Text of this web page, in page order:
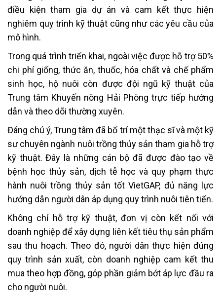
điều kiện tham gia dự án và cam kết thực hiện
nghiêm quy trình kỹ thuật cũng như các yêu cầu của
mô hình.
Trong quá trình triển khai, ngoài việc được hỗ trợ 50%
chi phí giống, thức ăn, thuốc, hóa chất và chế phẩm
sinh học, hộ nuôi còn được đội ngũ kỹ thuật của
Trung tâm Khuyến nông Hải Phòng trực tiếp hướng
dẫn và theo dõi thường xuyên.
Đáng chú ý, Trung tâm đã bố trí một thạc sĩ và một kỹ
sư chuyên ngành nuôi trồng thủy sản tham gia hỗ trợ
kỹ thuật. Đây là những cán bộ đã được đào tạo về
bệnh học thủy sản, dịch tễ học và quy phạm thực
hành nuôi trồng thủy sản tốt VietGAP, đủ năng lực
hướng dẫn người dân áp dụng quy trình nuôi tiên tiến.
Không chỉ hỗ trợ kỹ thuật, đơn vị còn kết nối với
doanh nghiệp để xây dựng liên kết tiêu thụ sản phẩm
sau thu hoạch. Theo đó, người dân thực hiện đúng
quy trình sản xuất, còn doanh nghiệp cam kết thu
mua theo hợp đồng, góp phần giảm bớt áp lực đầu ra
cho người nuôi.